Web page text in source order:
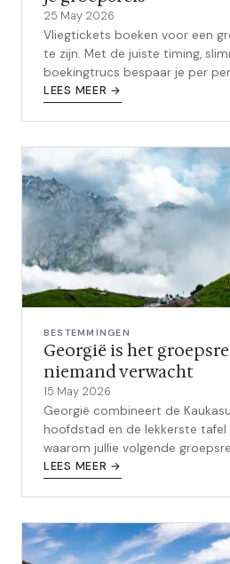
25 May 2026
Vliegtickets boeken voor een
te zijn. Met de juiste timing,
boekingtrucs bespaar je per
euro's. Dit zijn de praktische tips.
LEES MEER →
BESTEMMINGEN
Georgië is het
niemand verwacht
15 May 2026
Georgië combineert de
hoofdstad en de lekkerste tafel
waarom jullie volgende
gaan.
LEES MEER →